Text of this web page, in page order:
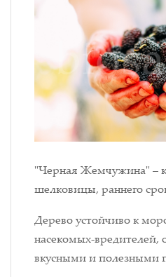
"Черная Жемчужина" –
шелковицы, раннего
Дерево устойчиво к
насекомых-вредителей,
вкусными и полезными